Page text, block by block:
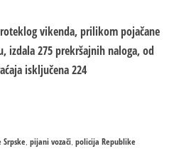
vikenda, prilikom pojačane
izdala 275 prekršajnih naloga, od
isključena 224
Srpske, pijani vozači, policija Republike